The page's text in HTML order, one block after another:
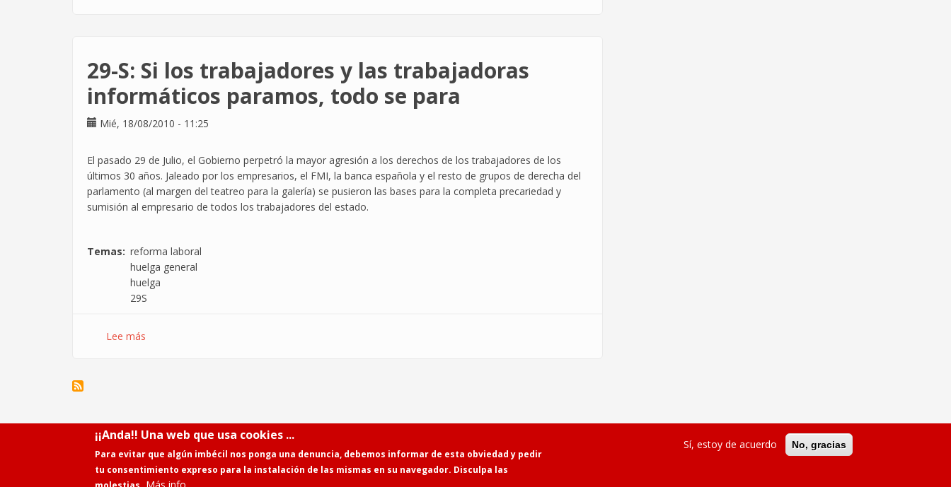
una
Huelga?
29-S: Si los trabajadores y las trabajadoras
informáticos paramos, todo se para
Mié, 18/08/2010 - 11:25
El pasado 29 de Julio, el Gobierno perpetró la mayor agresión a los derechos de los trabajadores de los
últimos 30 años. Jaleado por los empresarios, el FMI, la banca española y el resto de grupos de derecha del
parlamento (al margen del teatreo para la galería) se pusieron las bases para la completa precariedad y
sumisión al empresario de todos los trabajadores del estado.
Temas
reforma laboral
huelga general
huelga
29S
Lee más
y
trabajadoras
informáticos
Powered byDrupal
Contacto
¡¡Anda!! Una web que usa cookies ...
Para evitar que algún imbécil nos ponga una denuncia, debemos informar de esta obviedad y pedir
tu consentimiento expreso para la instalación de las mismas en su navegador. Disculpa las
Sí, estoy de acuerdo No, gracias